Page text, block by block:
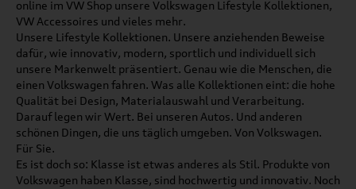
online im VW Shop unsere Volkswagen Lifestyle Kollektionen,
VW Accessoires und vieles mehr.
Unsere Lifestyle Kollektionen. Unsere anziehenden Beweise
dafür, wie innovativ, modern, sportlich und individuell sich
unsere Markenwelt präsentiert. Genau wie die Menschen, die
einen Volkswagen fahren. Was alle Kollektionen eint: die hohe
Qualität bei Design, Materialauswahl und Verarbeitung.
Darauf legen wir Wert. Bei unseren Autos. Und anderen
schönen Dingen, die uns täglich umgeben. Von Volkswagen.
Für Sie.
Es ist doch so: Klasse ist etwas anderes als Stil. Produkte von
Volkswagen haben Klasse, sind hochwertig und innovativ. Noch